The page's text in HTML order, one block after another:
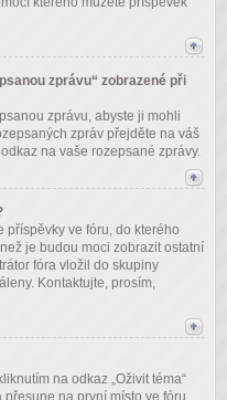
zprávu“ zobrazené při
zprávu, abyste ji mohli
zpráv přejděte na váš
na vaše rozepsané zprávy.
příspěvky ve fóru, do kterého
je budou moci zobrazit ostatní
fóra vložil do skupiny
Kontaktujte, prosím,
na odkaz „Oživit téma“
na první místo ve fóru.